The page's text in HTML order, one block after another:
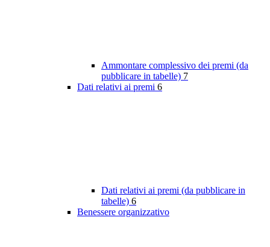
Ammontare complessivo dei premi (da
pubblicare in tabelle) 7
Dati relativi ai premi 6
Dati relativi ai premi (da pubblicare in
tabelle) 6
Benessere organizzativo